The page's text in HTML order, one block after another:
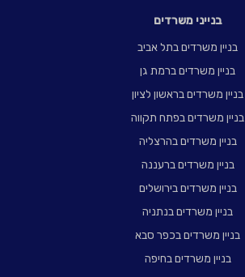
בנייני משרדים
בניין משרדים בתל אביב
בניין משרדים ברמת גן
בניין משרדים בראשון לציון
בניין משרדים בפתח תקווה
בניין משרדים בהרצליה
בניין משרדים ברעננה
בניין משרדים בירושלים
בניין משרדים בנתניה
בניין משרדים בכפר סבא
בניין משרדים בחיפה